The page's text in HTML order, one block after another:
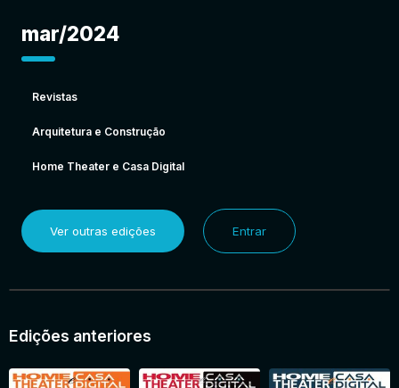
mar/2024
Revistas
Arquitetura e Construção
Home Theater e Casa Digital
Ver outras edições Entrar
Edições anteriores